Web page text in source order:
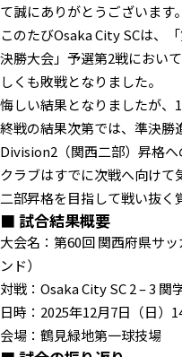
て誠にありがとうございます。
このたびOsaka City SCは、
決勝大会」予選第2戦におい
しくも敗戦となりました。
悔しい結果となりましたが、
終戦の結果次第では、準決
Division2（関西二部）昇格へ
クラブはすでに次戦へ向け
二部昇格を目指して戦い抜く
■ 試合結果概要
大会名：第60回 関西府県サ
ンド）
対戦：Osaka City SC 2 – 3 関
日時：2025年12月7日（日）
会場：鶴見緑地第一球技場